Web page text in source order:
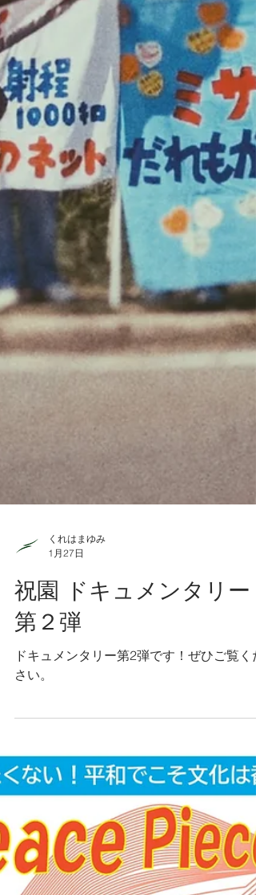
1月27日
祝園 ドキュメンタリー
第２弾
ドキュメンタリー第2弾です！ぜひご覧くだ